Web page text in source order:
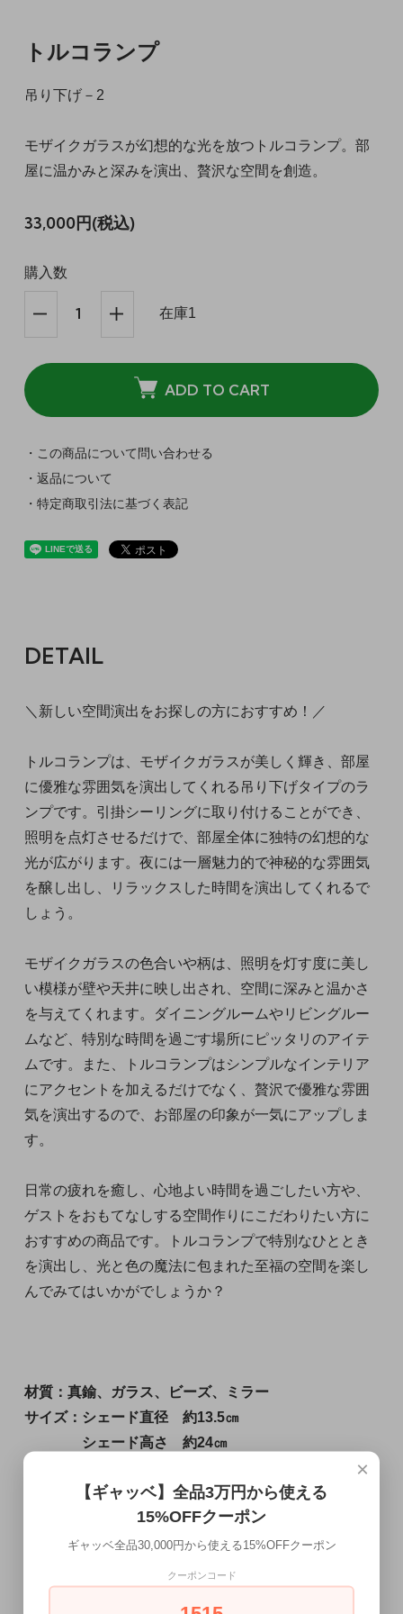
トルコランプ
吊り下げ－2
モザイクガラスが幻想的な光を放つトルコランプ。部
屋に温かみと深みを演出、贅沢な空間を創造。
33,000円(税込)
購入数
在庫1
ADD TO CART
・この商品について問い合わせる
・返品について
・特定商取引法に基づく表記
DETAIL
＼新しい空間演出をお探しの方におすすめ！／
トルコランプは、モザイクガラスが美しく輝き、部屋
に優雅な雰囲気を演出してくれる吊り下げタイプのラ
ンプです。引掛シーリングに取り付けることができ、
照明を点灯させるだけで、部屋全体に独特の幻想的な
光が広がります。夜には一層魅力的で神秘的な雰囲気
を醸し出し、リラックスした時間を演出してくれるで
しょう。
モザイクガラスの色合いや柄は、照明を灯す度に美し
い模様が壁や天井に映し出され、空間に深みと温かさ
を与えてくれます。ダイニングルームやリビングルー
ムなど、特別な時間を過ごす場所にピッタリのアイテ
ムです。また、トルコランプはシンプルなインテリア
にアクセントを加えるだけでなく、贅沢で優雅な雰囲
気を演出するので、お部屋の印象が一気にアップしま
す。
日常の疲れを癒し、心地よい時間を過ごしたい方や、
ゲストをおもてなしする空間作りにこだわりたい方に
おすすめの商品です。トルコランプで特別なひととき
を演出し、光と色の魔法に包まれた至福の空間を楽し
んでみてはいかがでしょうか？
材質：真鍮、ガラス、ビーズ、ミラー
サイズ：シェード直径 約13.5㎝
シェード高さ 約24㎝
全体の高さ 約73㎝（短くすることも可能で
コンセント：引掛シーリング
電球ソケット口金サイズ：E26
品番:吊り下げ②
×
【ギャッベ】全品3万円から使える
15%OFFクーポン
ギャッベ全品30,000円から使える15%OFFクーポン
クーポンコード